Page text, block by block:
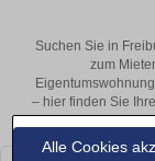
Alle Cookies
Suchen Sie in
zum
– hier finden Sie